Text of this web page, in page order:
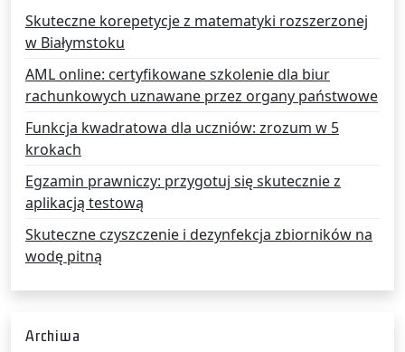
Skuteczne korepetycje z matematyki rozszerzonej
w Białymstoku
AML online: certyfikowane szkolenie dla biur
rachunkowych uznawane przez organy państwowe
Funkcja kwadratowa dla uczniów: zrozum w 5
krokach
Egzamin prawniczy: przygotuj się skutecznie z
aplikacją testową
Skuteczne czyszczenie i dezynfekcja zbiorników na
wodę pitną
Archiwa